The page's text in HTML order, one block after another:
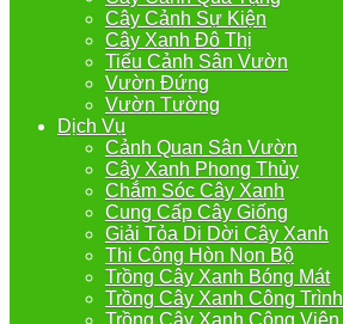
Cây Cảnh Sự Kiện
Cây Xanh Đô Thị
Tiểu Cảnh Sân Vườn
Vườn Đứng
Vườn Tường
Dịch Vụ
Cảnh Quan Sân Vườn
Cây Xanh Phong Thủy
Chắm Sóc Cây Xanh
Cung Cấp Cây Giống
Giải Tỏa Di Dời Cây Xanh
Thi Công Hòn Non Bộ
Trồng Cây Xanh Bóng Mát
Trồng Cây Xanh Công Trình
Trồng Cây Xanh Công Viên